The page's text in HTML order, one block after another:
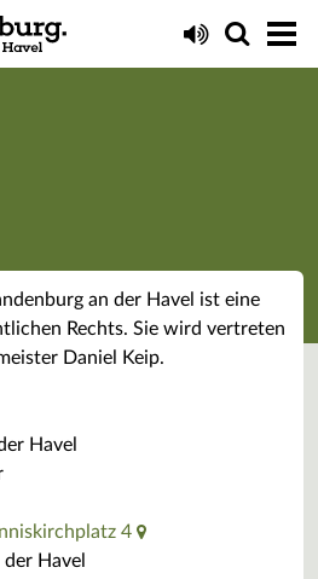
an der Havel ist eine
Rechts. Sie wird vertreten
Daniel Keip.
Havel
4
Havel